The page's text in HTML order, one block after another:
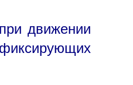
движении